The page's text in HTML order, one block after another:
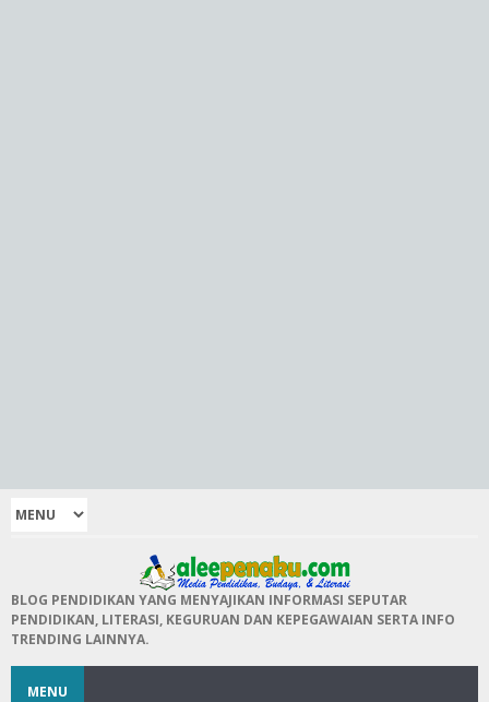
BLOG PENDIDIKAN YANG MENYAJIKAN INFORMASI SEPUTAR
PENDIDIKAN, LITERASI, KEGURUAN DAN KEPEGAWAIAN SERTA INFO
TRENDING LAINNYA.
MENU